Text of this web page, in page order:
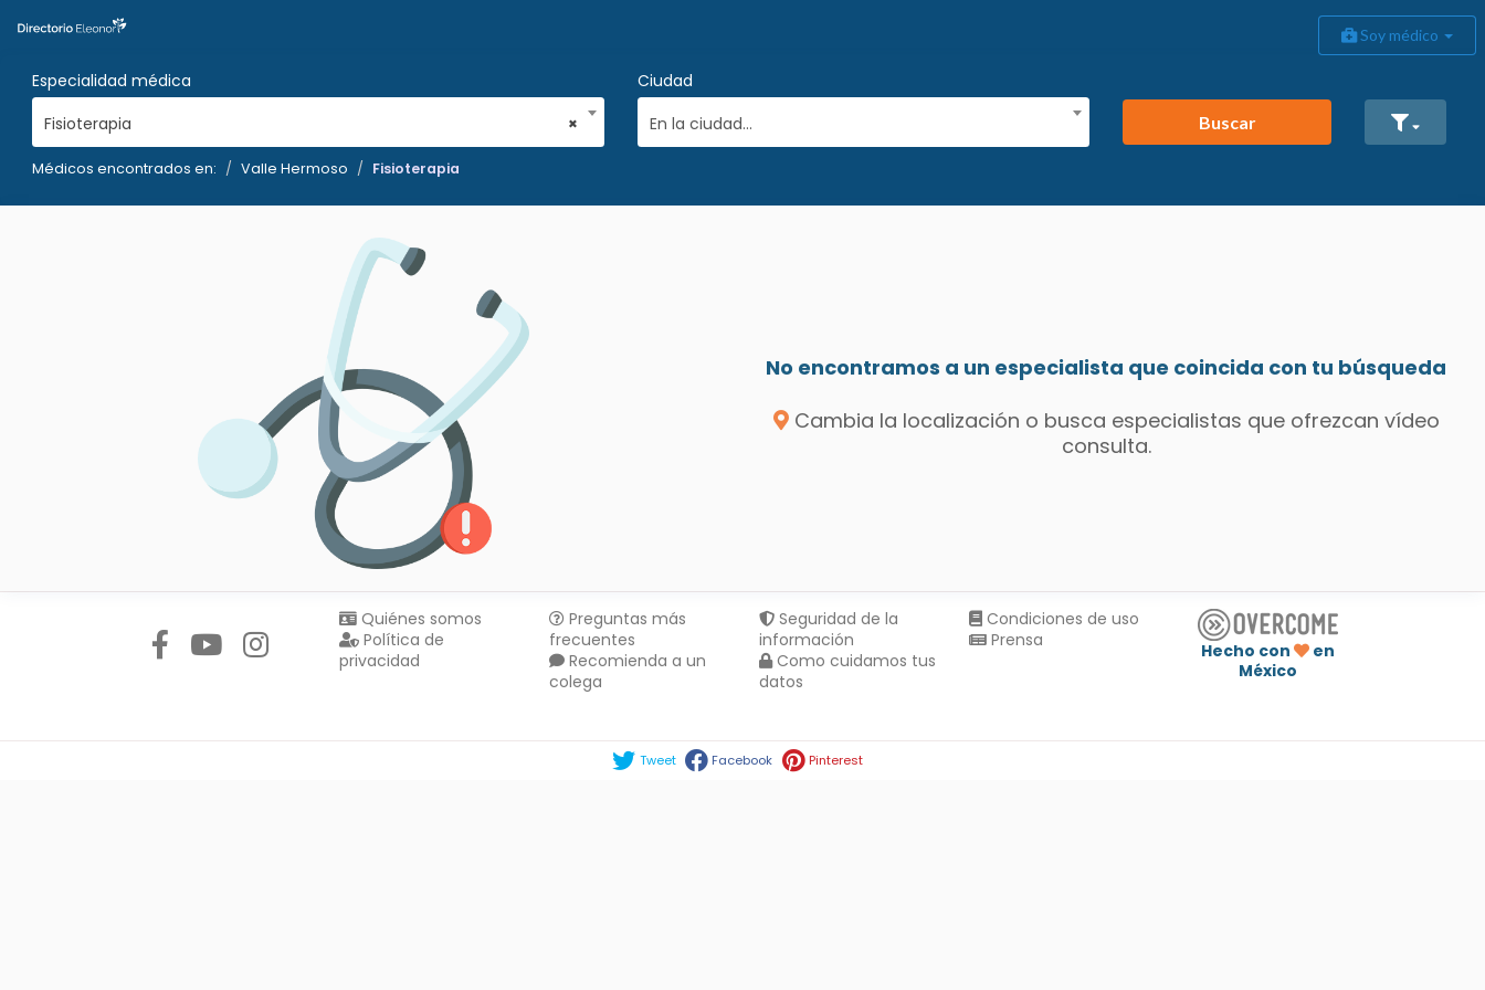
Soy médico
Especialidad médica
×
Fisioterapia
Ciudad
En la ciudad...
Buscar
Médicos encontrados en: Valle Hermoso Fisioterapia
No encontramos a un especialista que coincida con tu búsqueda
Cambia la localización o busca especialistas que ofrezcan vídeo
consulta.
Quiénes somos
Política de
privacidad
Preguntas más
frecuentes
Recomienda a un
colega
Seguridad de la
información
Como cuidamos tus
datos
Condiciones de uso
Prensa
Hecho con
en
México
Tweet Facebook Pinterest